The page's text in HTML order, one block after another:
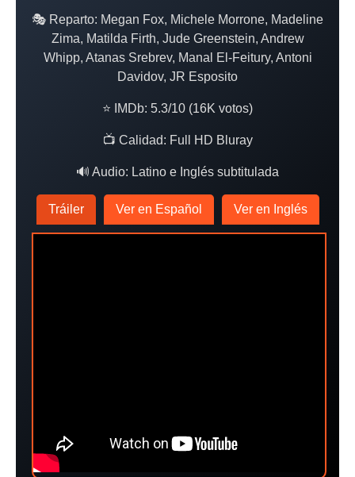
🎭 Reparto: Megan Fox, Michele Morrone, Madeline
Zima, Matilda Firth, Jude Greenstein, Andrew
Whipp, Atanas Srebrev, Manal El-Feitury, Antoni
Davidov, JR Esposito
⭐ IMDb: 5.3/10 (16K votos)
📺 Calidad: Full HD Bluray
🔊 Audio: Latino e Inglés subtitulada
Tráiler Ver en Español Ver en Inglés